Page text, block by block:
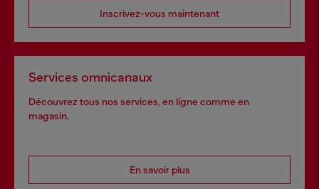
Inscrivez-vous maintenant
Services omnicanaux
Découvrez tous nos services, en ligne comme en
magasin.
En savoir plus